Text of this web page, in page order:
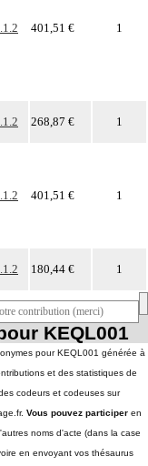
401,51 € 1
268,87 € 1
401,51 € 1
180,44 € 1
KEQL001
pour KEQL001 générée à
et des statistiques de
codeurs et codeuses sur
Vous pouvez participer en
noms d'acte (dans la case
en envoyant vos thésaurus